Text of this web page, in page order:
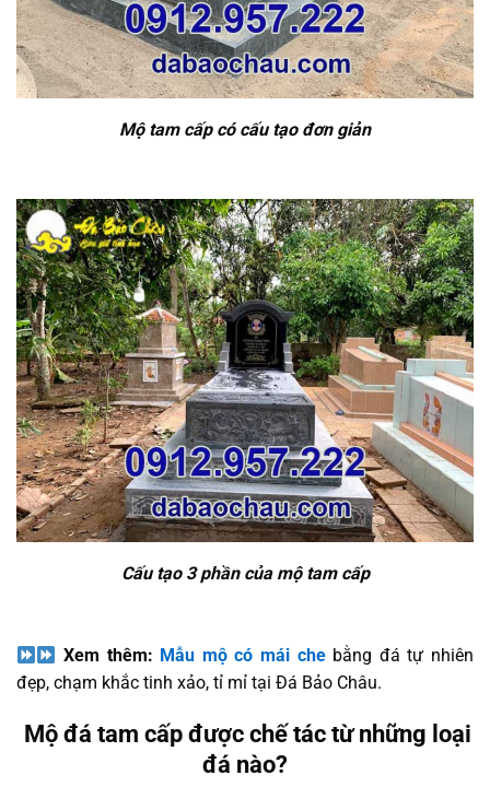
Mộ tam cấp có cấu tạo đơn giản
Cấu tạo 3 phần của mộ tam cấp
Xem thêm: Mẫu mộ có mái chebằng đá tự nhiên
đẹp, chạm khắc tinh xảo, tỉ mỉ tại Đá Bảo Châu.
Mộ đá tam cấp được chế tác từ những loại
đá nào?